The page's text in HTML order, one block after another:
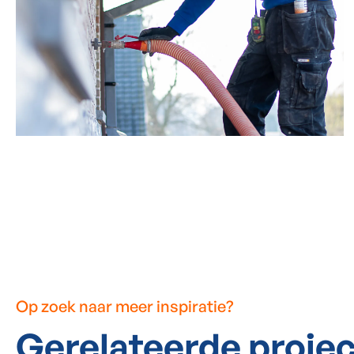
Op zoek naar meer inspiratie?